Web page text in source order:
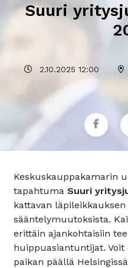
Suuri
2.10.2025 12:00
Keskuskauppakamarin
tapahtuma Suuri
kattavan
sääntelymuutoksista.
erittäin ajankohtaisiin
huippuasiantuntijat.
paikan päällä